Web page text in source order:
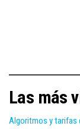
Las más
Algoritmos y tarifas